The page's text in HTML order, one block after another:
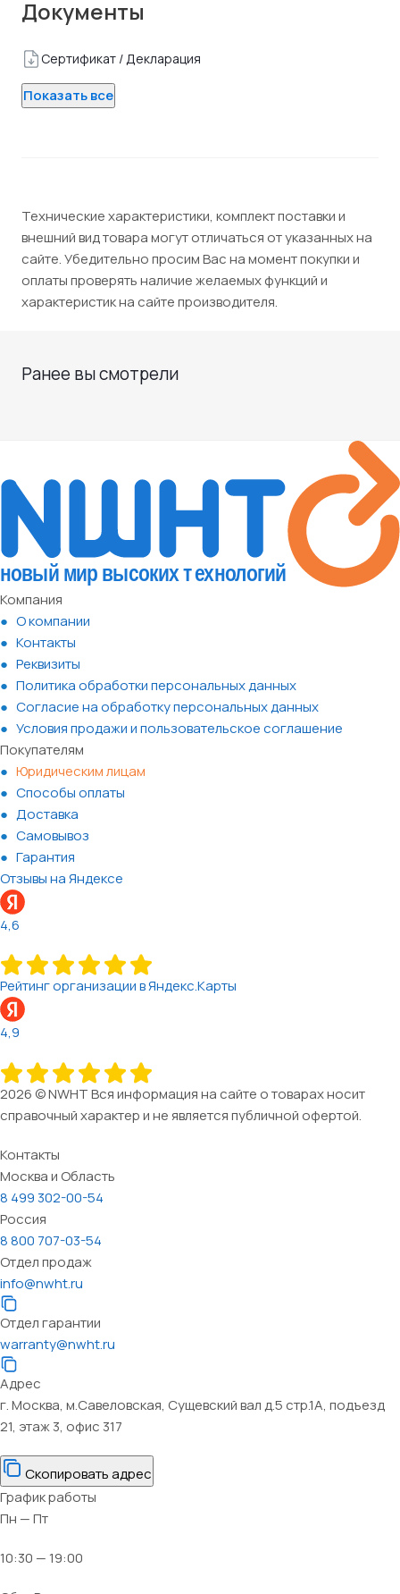
Документы
Сертификат / Декларация
Показать все
Технические характеристики, комплект поставки и
внешний вид товара могут отличаться от указанных на
сайте. Убедительно просим Вас на момент покупки и
оплаты проверять наличие желаемых функций и
характеристик на сайте производителя.
Ранее вы смотрели
Компания
О компании
Контакты
Реквизиты
Политика обработки персональных данных
Согласие на обработку персональных данных
Условия продажи и пользовательское соглашение
Покупателям
Юридическим лицам
Способы оплаты
Доставка
Самовывоз
Гарантия
Отзывы на Яндексе
4,6
Рейтинг организации в Яндекс.Карты
4,9
2026 © NWHT Вся информация на сайте о товарах носит
справочный характер и не является публичной офертой.
Контакты
Москва и Область
8 499 302-00-54
Россия
8 800 707-03-54
Отдел продаж
info@nwht.ru
Отдел гарантии
warranty@nwht.ru
Адрес
г. Москва, м.Савеловская, Сущевский вал д.5 стр.1А, подъезд
21, этаж 3, офис 317
Скопировать адрес
График работы
Пн — Пт
10:30 — 19:00